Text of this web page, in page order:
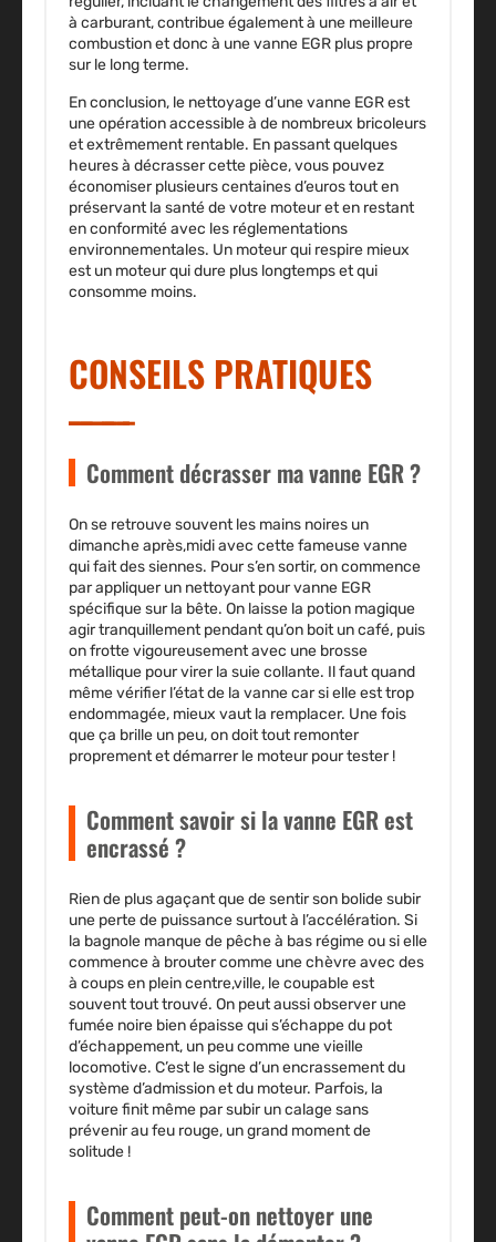
à carburant, contribue également à une meilleure
combustion et donc à une vanne EGR plus propre
sur le long terme.
En conclusion, le nettoyage d’une vanne EGR est
une opération accessible à de nombreux bricoleurs
et extrêmement rentable. En passant quelques
heures à décrasser cette pièce, vous pouvez
économiser plusieurs centaines d’euros tout en
préservant la santé de votre moteur et en restant
en conformité avec les réglementations
environnementales. Un moteur qui respire mieux
est un moteur qui dure plus longtemps et qui
consomme moins.
CONSEILS PRATIQUES
Comment décrasser ma vanne EGR ?
On se retrouve souvent les mains noires un
dimanche après,midi avec cette fameuse vanne
qui fait des siennes. Pour s’en sortir, on commence
par appliquer un nettoyant pour vanne EGR
spécifique sur la bête. On laisse la potion magique
agir tranquillement pendant qu’on boit un café, puis
on frotte vigoureusement avec une brosse
métallique pour virer la suie collante. Il faut quand
même vérifier l’état de la vanne car si elle est trop
endommagée, mieux vaut la remplacer. Une fois
que ça brille un peu, on doit tout remonter
proprement et démarrer le moteur pour tester !
Comment savoir si la vanne EGR est
encrassé ?
Rien de plus agaçant que de sentir son bolide subir
une perte de puissance surtout à l’accélération. Si
la bagnole manque de pêche à bas régime ou si elle
commence à brouter comme une chèvre avec des
à coups en plein centre,ville, le coupable est
souvent tout trouvé. On peut aussi observer une
fumée noire bien épaisse qui s’échappe du pot
d’échappement, un peu comme une vieille
locomotive. C’est le signe d’un encrassement du
système d’admission et du moteur. Parfois, la
voiture finit même par subir un calage sans
prévenir au feu rouge, un grand moment de
solitude !
Comment peut-on nettoyer une